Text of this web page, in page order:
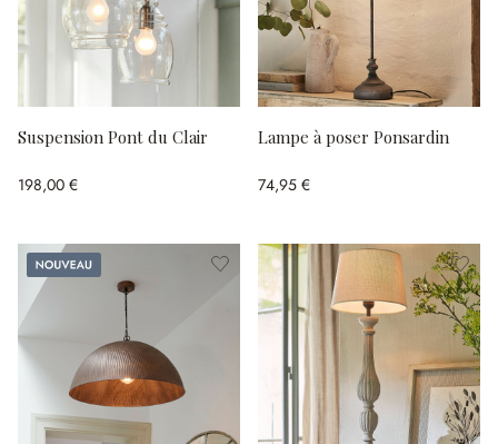
Suspension Pont du Clair
198,00 €
Lampe à poser Ponsardin
74,95 €
Nouveau